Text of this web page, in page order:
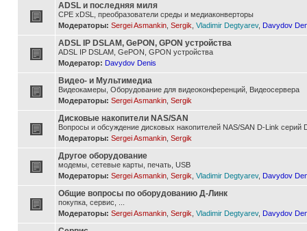
ADSL и последняя миля
CPE xDSL, преобразователи среды и медиаконверторы
Модераторы: Sergei Asmankin Sergik Vladimir Degtyarev, Davydov
ADSL IP DSLAM, GePON, GPON устройства
ADSL IP DSLAM, GePON, GPON устройства
Модератор: Davydov Denis
Видео- и Мультимедиа
Видеокамеры, Оборудование для видеоконференций, Видеосервера
Модераторы: Sergei Asmankin Sergik
Дисковые накопители NAS/SAN
Вопросы и обсуждение дисковых накопителей NAS/SAN D-Link серий
Модераторы: Sergei Asmankin Sergik
Другое оборудование
модемы, сетевые карты, печать, USB
Модераторы: Sergei Asmankin Sergik Vladimir Degtyarev, Davydov
Общие вопросы по оборудованию Д-Линк
покупка, сервис, ...
Модераторы: Sergei Asmankin Sergik Vladimir Degtyarev, Davydov